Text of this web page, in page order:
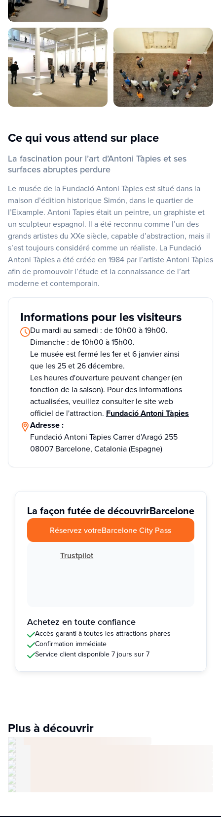
Ce qui vous attend sur place
La fascination pour l’art d’Antoni Tàpies et ses
surfaces abruptes perdure
Le musée de la Fundació Antoni Tàpies est situé dans la
maison d’édition historique Simón, dans le quartier de
l’Eixample. Antoni Tapies était un peintre, un graphiste et
un sculpteur espagnol. Il a été reconnu comme l’un des
grands artistes du XXe siècle, capable d’abstraction, mais il
s’est toujours considéré comme un réaliste. La Fundació
Antoni Tàpies a été créée en 1984 par l’artiste Antoni Tàpies
afin de promouvoir l’étude et la connaissance de l’art
moderne et contemporain.
Informations pour les visiteurs
Du mardi au samedi : de 10h00 à 19h00.
Dimanche : de 10h00 à 15h00.
Le musée est fermé les 1er et 6 janvier ainsi
que les 25 et 26 décembre.
Les heures d'ouverture peuvent changer (en
fonction de la saison). Pour des informations
actualisées, veuillez consulter le site web
officiel de l'attraction. Fundació Antoni Tàpies
Adresse :
Fundació Antoni Tàpies Carrer d’Aragó 255
08007 Barcelone, Catalonia (Espagne)
La façon futée de découvrirBarcelone
Réservez votreBarcelone City Pass
Trustpilot
Achetez en toute confiance
Accès garanti à toutes les attractions phares
Confirmation immédiate
Service client disponible 7 jours sur 7
Plus à découvrir